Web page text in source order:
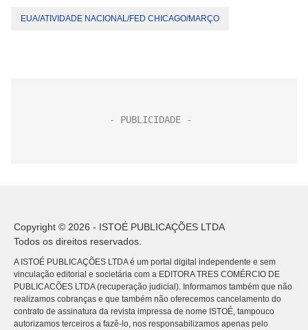
EUA/ATIVIDADE NACIONAL/FED CHICAGO/MARÇO
Copyright © 2026 - ISTOÉ PUBLICAÇÕES LTDA
Todos os direitos reservados.
A ISTOÉ PUBLICAÇÕES LTDA é um portal digital independente e sem
vinculação editorial e societária com a EDITORA TRES COMÉRCIO DE
PUBLICACÕES LTDA (recuperação judicial). Informamos também que não
realizamos cobranças e que também não oferecemos cancelamento do
contrato de assinatura da revista impressa de nome ISTOÉ, tampouco
autorizamos terceiros a fazê-lo, nos responsabilizamos apenas pelo